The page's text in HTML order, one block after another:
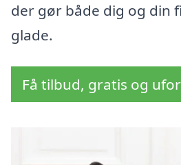
der gør både dig og din
glade.
Få tilbud, gratis og